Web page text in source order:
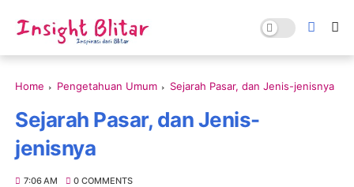
Home Pengetahuan Umum Sejarah Pasar, dan Jenis-jenisnya
Sejarah Pasar, dan Jenis-
jenisnya
7:06 AM 0 COMMENTS